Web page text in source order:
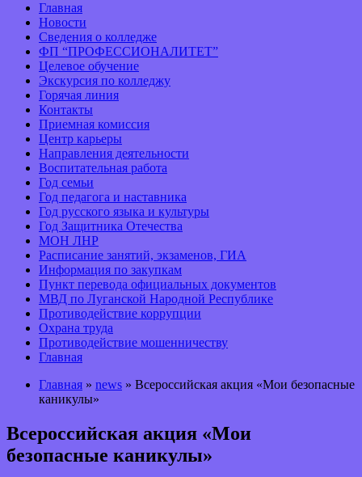
Главная
Новости
Сведения о колледже
ФП “ПРОФЕССИОНАЛИТЕТ”
Целевое обучение
Экскурсия по колледжу
Горячая линия
Контакты
Приемная комиссия
Центр карьеры
Направления деятельности
Воспитательная работа
Год семьи
Год педагога и наставника
Год русского языка и культуры
Год Защитника Отечества
МОН ЛНР
Расписание занятий, экзаменов, ГИА
Информация по закупкам
Пункт перевода официальных документов
МВД по Луганской Народной Республике
Противодействие коррупции
Охрана труда
Противодействие мошенничеству
Главная
Главная » news » Всероссийская акция «Мои безопасные
каникулы»
Всероссийская акция «Мои
безопасные каникулы»